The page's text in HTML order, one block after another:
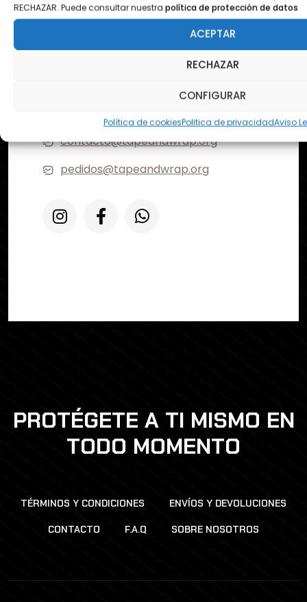
RECHAZAR. Puede consultar nuestra política de protección de datos
ACEPTAR
RECHAZAR
CONFIGURAR
Política de cookiesPolitica de privacidadAviso
contacto@tapeandwrap.org
pedidos@tapeandwrap.org
PROTÉGETE A TI MISMO EN
TODO MOMENTO
TÉRMINOS Y CONDICIONES ENVÍOS Y DEVOLUCIONES
CONTACTO F.A.Q SOBRE NOSOTROS